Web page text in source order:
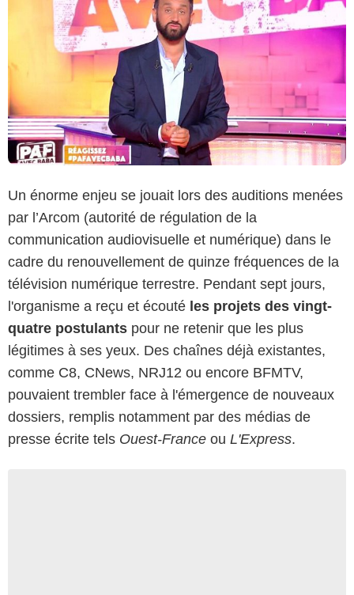
Un énorme enjeu se jouait lors des auditions menées
par l’Arcom (autorité de régulation de la
communication audiovisuelle et numérique) dans le
cadre du renouvellement de quinze fréquences de la
télévision numérique terrestre. Pendant sept jours,
l'organisme a reçu et écouté les projets des vingt-
quatre postulants pour ne retenir que les plus
légitimes à ses yeux. Des chaînes déjà existantes,
comme C8, CNews, NRJ12 ou encore BFMTV,
pouvaient trembler face à l'émergence de nouveaux
dossiers, remplis notamment par des médias de
presse écrite tels Ouest-France ou L'Express.